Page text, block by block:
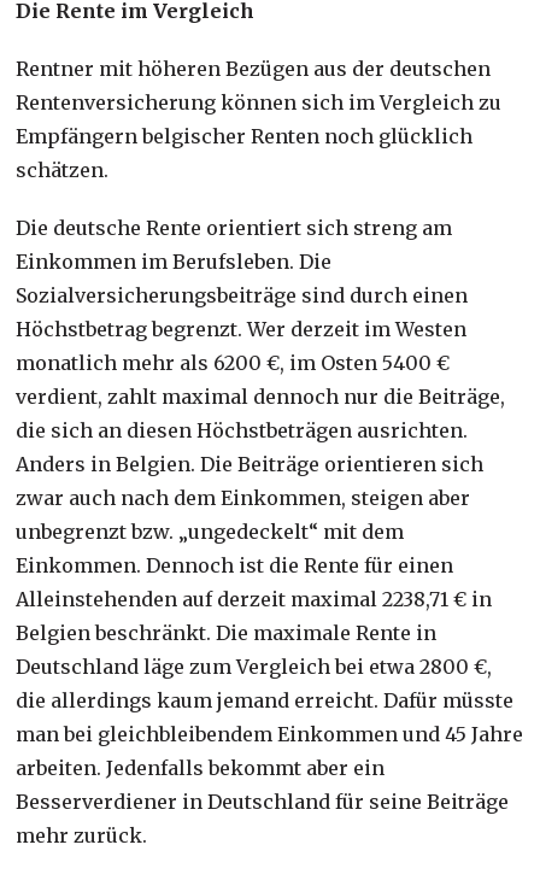
Die Rente im Vergleich
Rentner mit höheren Bezügen aus der deutschen
Rentenversicherung können sich im Vergleich zu
Empfängern belgischer Renten noch glücklich
schätzen.
Die deutsche Rente orientiert sich streng am
Einkommen im Berufsleben. Die
Sozialversicherungsbeiträge sind durch einen
Höchstbetrag begrenzt. Wer derzeit im Westen
monatlich mehr als 6200 €, im Osten 5400 €
verdient, zahlt maximal dennoch nur die Beiträge,
die sich an diesen Höchstbeträgen ausrichten.
Anders in Belgien. Die Beiträge orientieren sich
zwar auch nach dem Einkommen, steigen aber
unbegrenzt bzw. „ungedeckelt“ mit dem
Einkommen. Dennoch ist die Rente für einen
Alleinstehenden auf derzeit maximal 2238,71 € in
Belgien beschränkt. Die maximale Rente in
Deutschland läge zum Vergleich bei etwa 2800 €,
die allerdings kaum jemand erreicht. Dafür müsste
man bei gleichbleibendem Einkommen und 45 Jahre
arbeiten. Jedenfalls bekommt aber ein
Besserverdiener in Deutschland für seine Beiträge
mehr zurück.